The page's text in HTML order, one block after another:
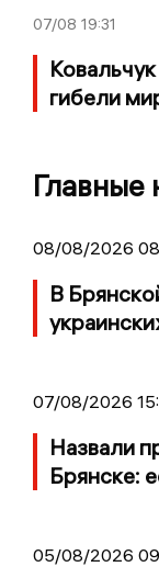
07/08 19:31
гибели
Главные
08/08/2026
В
07/08/2026
Назвали
Брянске:
05/08/2026